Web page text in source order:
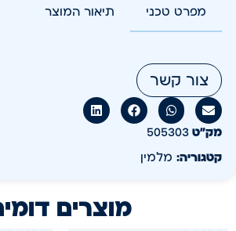
מפרט טכני תיאור המוצר
צור קשר
מק״ט 505303
קטגוריה: מלמין
מוצרים